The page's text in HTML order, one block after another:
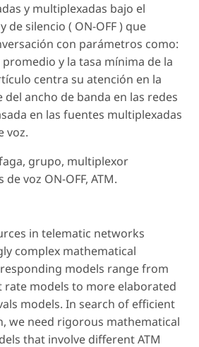
y multiplexadas bajo el
de silencio ( ON-OFF ) que
con parámetros como:
promedio y la tasa mínima de la
centra su atención en la
ancho de banda en las redes
en las fuentes multiplexadas
voz.
grupo, multiplexor
voz ON-OFF, ATM.
in telematic networks
complex mathematical
models range from
models to more elaborated
models. In search of efficient
we need rigorous mathematical
that involve different ATM